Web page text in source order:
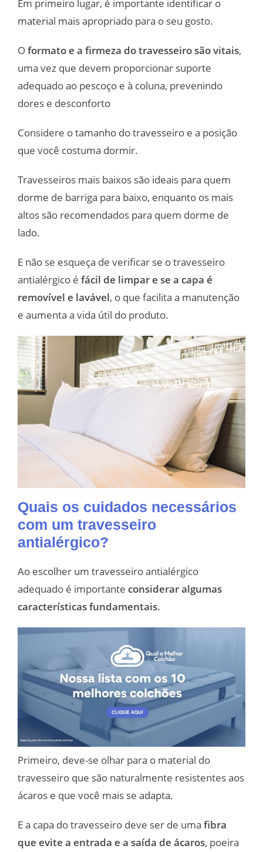
Em primeiro lugar, é importante identificar o
material mais apropriado para o seu gosto.
Oformato e a firmeza do travesseiro são vitais,
uma vez que devem proporcionar suporte
adequado ao pescoço e à coluna, prevenindo
dores e desconforto
Considere o tamanho do travesseiro e a posição
que você costuma dormir.
Travesseiros mais baixos são ideais para quem
dorme de barriga para baixo, enquanto os mais
altos são recomendados para quem dorme de
lado.
E não se esqueça de verificar se o travesseiro
antialérgico é fácil de limpar e se a capa é
removível e lavável, o que facilita a manutenção
e aumenta a vida útil do produto.
Quais os cuidados necessários
com um travesseiro
antialérgico?
Ao escolher um travesseiro antialérgico
adequado é importante considerar algumas
características fundamentais.
Primeiro, deve-se olhar para o material do
travesseiro que são naturalmente resistentes aos
ácaros e que você mais se adapta.
E a capa do travesseiro deve ser de uma fibra
que evite a entrada e a saída de ácaros, poeira